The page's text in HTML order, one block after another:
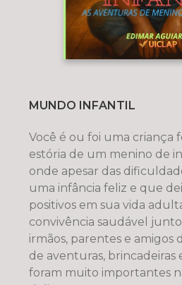
MUNDO INFANTIL
Você é ou foi uma criança
estória de um menino de
onde apesar das
uma infância feliz e que
positivos em sua vida
convivência saudável junto
irmãos, parentes e amigos
de aventuras, brincadeiras
foram muito importantes